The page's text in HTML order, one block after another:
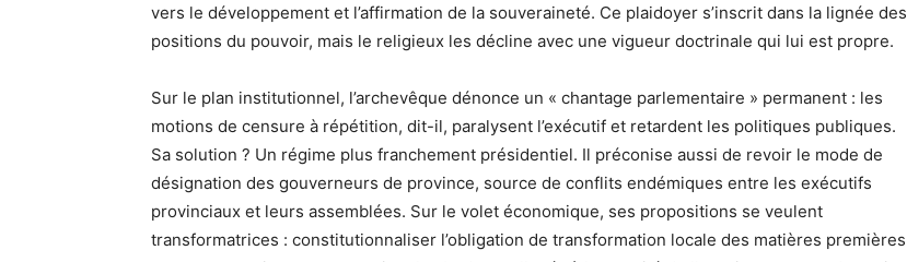
vers le développement et l’affirmation de la souveraineté. Ce plaidoyer s’inscrit dans la lignée des
positions du pouvoir, mais le religieux les décline avec une vigueur doctrinale qui lui est propre.
Sur le plan institutionnel, l’archevêque dénonce un « chantage parlementaire » permanent : les
motions de censure à répétition, dit-il, paralysent l’exécutif et retardent les politiques publiques.
Sa solution ? Un régime plus franchement présidentiel. Il préconise aussi de revoir le mode de
désignation des gouverneurs de province, source de conflits endémiques entre les exécutifs
provinciaux et leurs assemblées. Sur le volet économique, ses propositions se veulent
transformatrices : constitutionnaliser l’obligation de transformation locale des matières premières